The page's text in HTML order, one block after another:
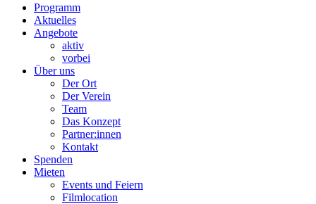
Programm
Aktuelles
Angebote
aktiv
vorbei
Über uns
Der Ort
Der Verein
Team
Das Konzept
Partner:innen
Kontakt
Spenden
Mieten
Events und Feiern
Filmlocation